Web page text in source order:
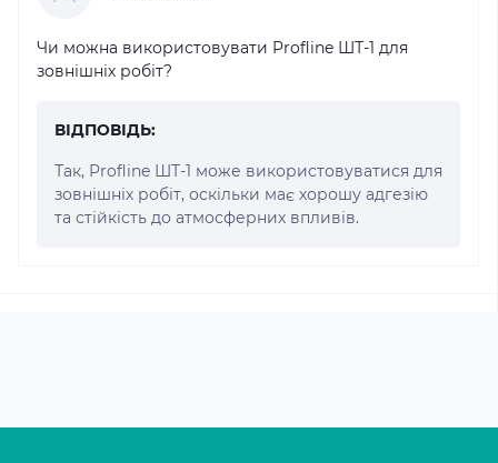
Чи можна використовувати Profline ШТ-1 для
зовнішніх робіт?
ВІДПОВІДЬ:
Так, Profline ШТ-1 може використовуватися для
зовнішніх робіт, оскільки має хорошу адгезію
та стійкість до атмосферних впливів.